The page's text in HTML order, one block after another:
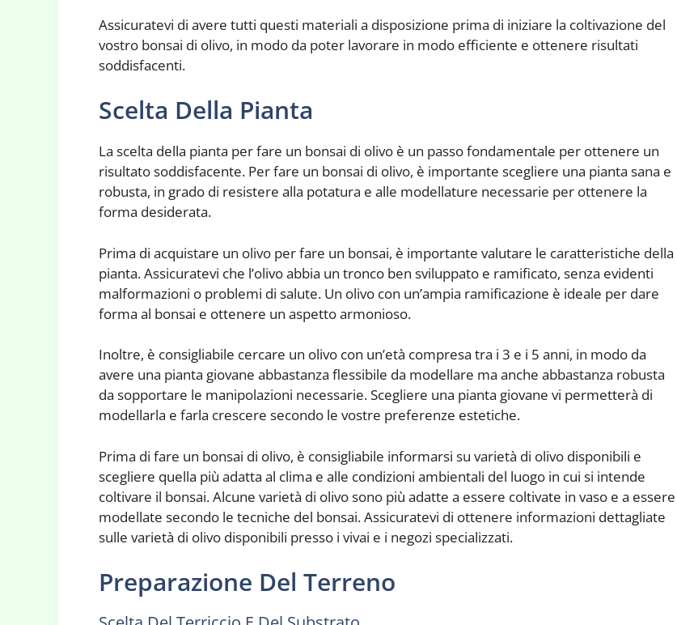
Assicuratevi di avere tutti questi materiali a disposizione prima di iniziare la coltivazione del
vostro bonsai di olivo, in modo da poter lavorare in modo efficiente e ottenere risultati
soddisfacenti.
Scelta Della Pianta
La scelta della pianta per fare un bonsai di olivo è un passo fondamentale per ottenere un
risultato soddisfacente. Per fare un bonsai di olivo, è importante scegliere una pianta sana e
robusta, in grado di resistere alla potatura e alle modellature necessarie per ottenere la
forma desiderata.
Prima di acquistare un olivo per fare un bonsai, è importante valutare le caratteristiche della
pianta. Assicuratevi che l’olivo abbia un tronco ben sviluppato e ramificato, senza evidenti
malformazioni o problemi di salute. Un olivo con un’ampia ramificazione è ideale per dare
forma al bonsai e ottenere un aspetto armonioso.
Inoltre, è consigliabile cercare un olivo con un’età compresa tra i 3 e i 5 anni, in modo da
avere una pianta giovane abbastanza flessibile da modellare ma anche abbastanza robusta
da sopportare le manipolazioni necessarie. Scegliere una pianta giovane vi permetterà di
modellarla e farla crescere secondo le vostre preferenze estetiche.
Prima di fare un bonsai di olivo, è consigliabile informarsi su varietà di olivo disponibili e
scegliere quella più adatta al clima e alle condizioni ambientali del luogo in cui si intende
coltivare il bonsai. Alcune varietà di olivo sono più adatte a essere coltivate in vaso e a essere
modellate secondo le tecniche del bonsai. Assicuratevi di ottenere informazioni dettagliate
sulle varietà di olivo disponibili presso i vivai e i negozi specializzati.
Preparazione Del Terreno